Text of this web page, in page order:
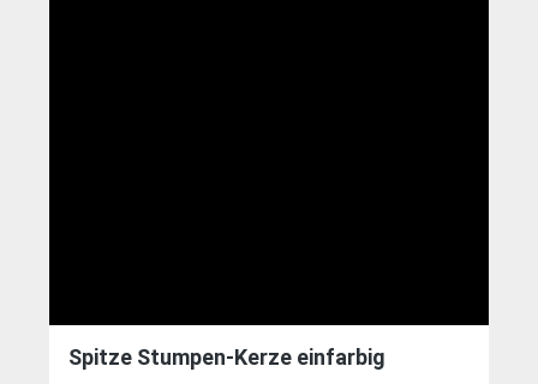
Spitze Stumpen-Kerze einfarbig